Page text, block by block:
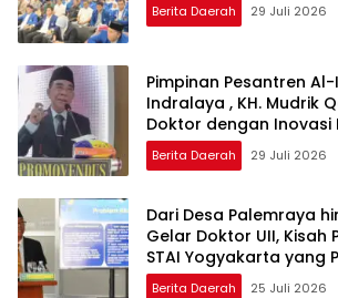
Berita Daerah 29 Juli 2026
Pimpinan Pesantren
Indralaya , KH. Mudrik
Doktor dengan Inovasi
Pembelajaran Nagham
Berita Daerah 29 Juli 2026
Dari Desa Palemraya
Gelar Doktor UII, Kisah
STAI Yogyakarta yang
Driver Taksi Online
Berita Daerah 25 Juli 2026